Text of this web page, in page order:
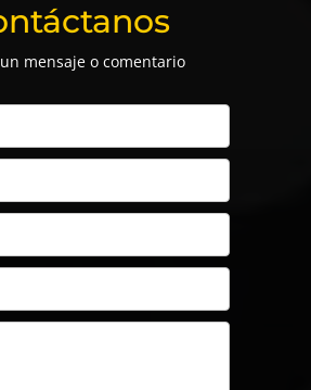
mensaje o comentario